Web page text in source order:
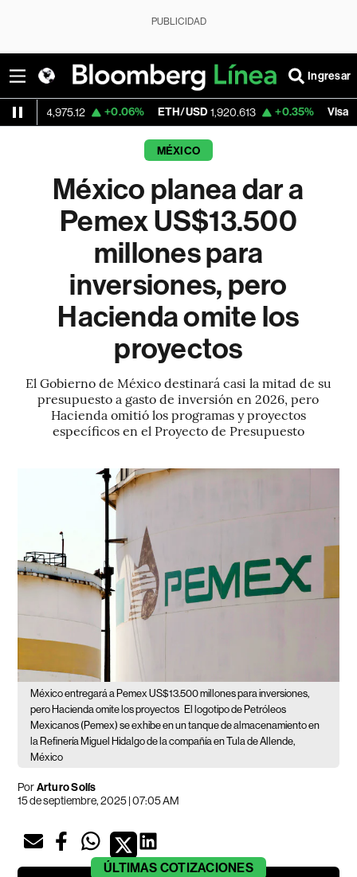
PUBLICIDAD
Ingresar
+0.06% ETH/USD 1,920.613 +0.35% Visa 362.50
MÉXICO
México planea dar a
Pemex US$13.500
millones para
inversiones, pero
Hacienda omite los
proyectos
El Gobierno de México destinará casi la mitad de su
presupuesto a gasto de inversión en 2026, pero
Hacienda omitió los programas y proyectos
específicos en el Proyecto de Presupuesto
México entregará a Pemex US$13.500 millones para inversiones,
pero Hacienda omite los proyectos El logotipo de Petróleos
Mexicanos (Pemex) se exhibe en un tanque de almacenamiento en
la Refinería Miguel Hidalgo de la compañía en Tula de Allende,
México
PorArturo Solís
15 de septiembre, 2025 | 07:05 AM
ÚLTIMAS COTIZACIONES